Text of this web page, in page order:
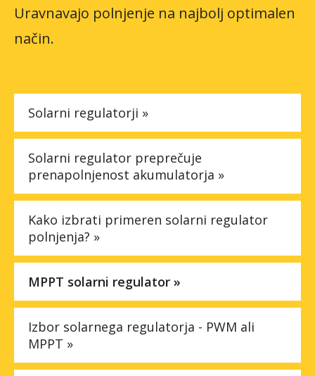
Podjetje
Uravnavajo polnjenje na najbolj optimalen
način.
Solarni regulatorji »
Solarni regulator preprečuje
prenapolnjenost akumulatorja »
Kako izbrati primeren solarni regulator
polnjenja? »
MPPT solarni regulator »
Izbor solarnega regulatorja - PWM ali
MPPT »